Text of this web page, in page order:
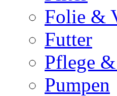
Folie &
Futter
Pflege
Pumpen